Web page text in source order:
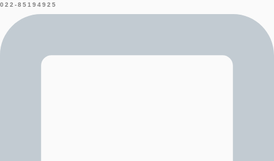
022-85194925